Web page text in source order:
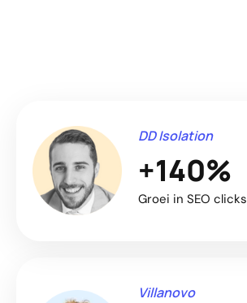
DD Isolation
+140%
Groei in SEO clicks
Villanovo